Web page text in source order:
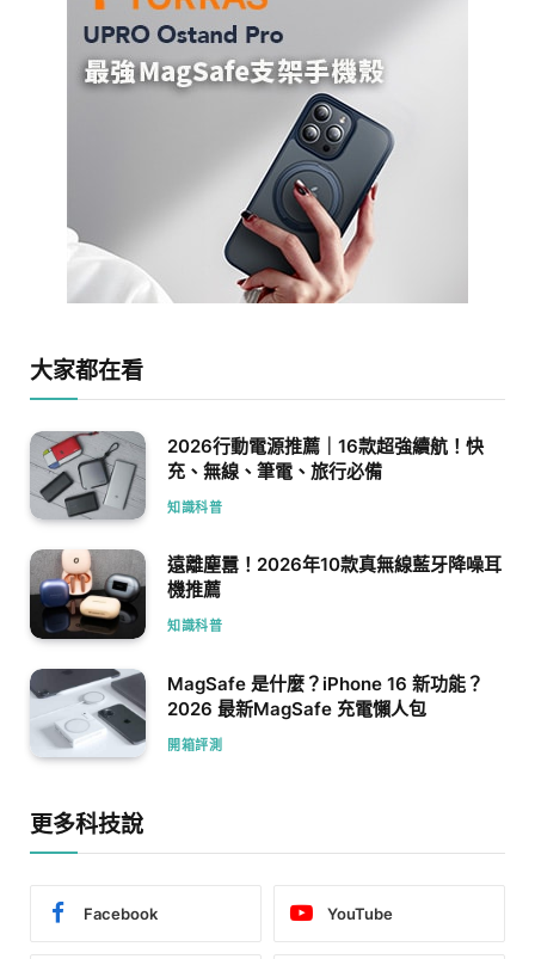
大家都在看
2026行動電源推薦｜16款超強續航！快
充、無線、筆電、旅行必備
知識科普
遠離塵囂！2026年10款真無線藍牙降噪耳
機推薦
知識科普
MagSafe 是什麼？iPhone 16 新功能？
2026 最新MagSafe 充電懶人包
開箱評測
更多科技說
Facebook YouTube